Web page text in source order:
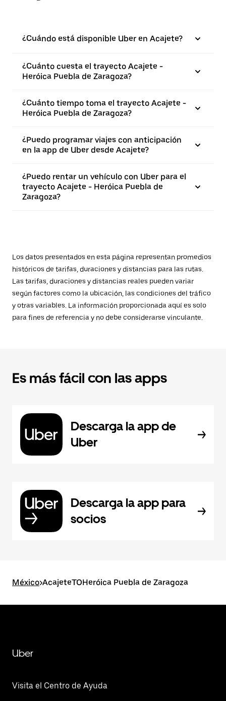
¿Cuándo está disponible Uber en Acajete?
¿Cuánto cuesta el trayecto Acajete -
Heróica Puebla de Zaragoza?
¿Cuánto tiempo toma el trayecto Acajete -
Heróica Puebla de Zaragoza?
¿Puedo programar viajes con anticipación
en la app de Uber desde Acajete?
¿Puedo rentar un vehículo con Uber para el
trayecto Acajete - Heróica Puebla de
Zaragoza?
Los datos presentados en esta página representan promedios
históricos de tarifas, duraciones y distancias para las rutas.
Las tarifas, duraciones y distancias reales pueden variar
según factores como la ubicación, las condiciones del tráfico
y otras variables. La información proporcionada aquí es solo
para fines de referencia y no debe considerarse vinculante.
Es más fácil con las apps
Descarga la app de
Uber
Descarga la app para
socios
México>AcajeteTOHeróica Puebla de Zaragoza
Uber
Visita el Centro de Ayuda